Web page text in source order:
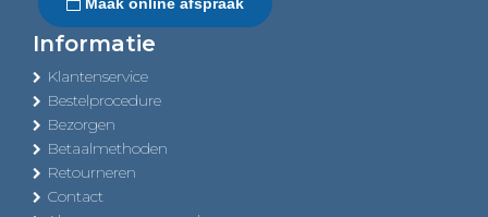
Informatie
Klantenservice
Bestelprocedure
Bezorgen
Betaalmethoden
Retourneren
Contact